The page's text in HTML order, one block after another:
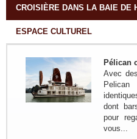
CROISIÈRE DANS LA BAIE DE
ESPACE CULTUREL
Pélican
Avec
dont
pour
vous...